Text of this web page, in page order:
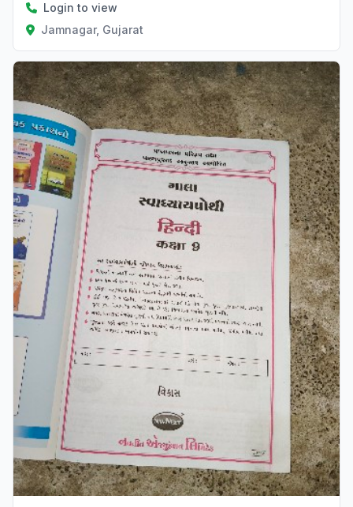
Login to view
Jamnagar, Gujarat